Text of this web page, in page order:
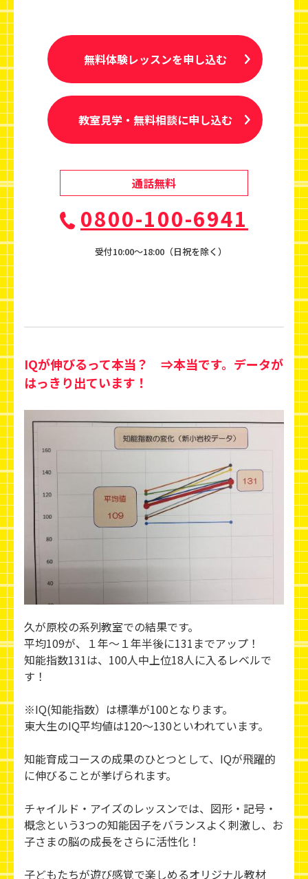
無料体験レッスンを申し込む
教室見学・無料相談に申し込む
通話無料
0800-100-6941
受付10:00〜18:00（日祝を除く）
IQが伸びるって本当？ ⇒本当です。データが
はっきり出ています！
久が原校の系列教室での結果です。
平均109が、１年～１年半後に131までアップ！
知能指数131は、100人中上位18人に入るレベルで
す！
※IQ(知能指数）は標準が100となります。
東大生のIQ平均値は120～130といわれています。
知能育成コースの成果のひとつとして、IQが飛躍的
に伸びることが挙げられます。
チャイルド・アイズのレッスンでは、図形・記号・
概念という3つの知能因子をバランスよく刺激し、お
子さまの脳の成長をさらに活性化！
子どもたちが遊び感覚で楽しめるオリジナル教材